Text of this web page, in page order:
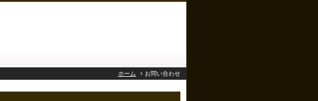
ホーム お問い合わせ